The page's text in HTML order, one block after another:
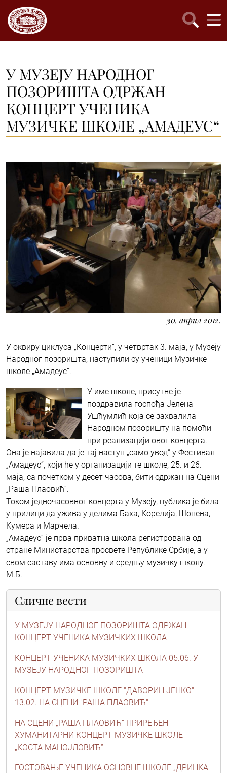
У МУЗЕЈУ НАРОДНОГ
ПОЗОРИШТА ОДРЖАН
КОНЦЕРТ УЧЕНИКА
МУЗИЧКЕ ШКОЛЕ „АМАДЕУС“
30. април 2012.
У оквиру циклуса „Концерти“, у четвртак 3. маја, у Музеју
Народног позоришта, наступили су ученици Музичке
школе „Амадеус“.
У име школе, присутне је
поздравила госпођа Јелена
Ушћумлић која се захвалила
Народном позоришту на помоћи
при реализацији овог концерта.
Она је најавила да је тај наступ „само увод“ у Фестивал
„Амадеус“, који ће у организацији те школе, 25. и 26.
маја, са почетком у десет часова, бити одржан на Сцени
„Раша Плаовић“.
Током једночасовног концерта у Музеју, публика је била
у прилици да ужива у делима Баха, Корелија, Шопена,
Кумера и Марчела.
„Амадеус“ је прва приватна школа регистрована од
стране Министарства просвете Републике Србије, а у
свом саставу има основну и средњу музичку школу.
М.Б.
Сличне вести
У МУЗЕЈУ НАРОДНОГ ПОЗОРИШТА ОДРЖАН
КОНЦЕРТ УЧЕНИКА МУЗИЧКИХ ШКОЛА
КОНЦЕРТ УЧЕНИКА МУЗИЧКИХ ШКОЛА 05.06. У
МУЗЕЈУ НАРОДНОГ ПОЗОРИШТА
КОНЦЕРТ МУЗИЧКЕ ШКОЛЕ "ДАВОРИН ЈЕНКО"
13.02. НА СЦЕНИ "РАША ПЛАОВИЋ"
НА СЦЕНИ „РАША ПЛАОВИЋ“ ПРИРЕЂЕН
ХУМАНИТАРНИ КОНЦЕРТ МУЗИЧКЕ ШКОЛЕ
„КОСТА МАНОЈЛОВИЋ”
ГОСТОВАЊЕ УЧЕНИКА ОСНОВНЕ ШКОЛЕ „ДРИНКА